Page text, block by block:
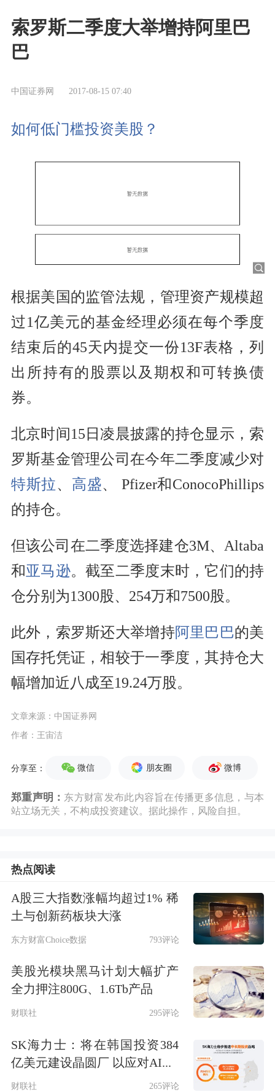
索罗斯二季度大举增持阿里巴
巴
中国证券网 2017-08-15 07:40
如何低门槛投资美股？
根据美国的监管法规，管理资产规模超
过1亿美元的基金经理必须在每个季度
结束后的45天内提交一份13F表格，列
出所持有的股票以及期权和可转换债
券。
北京时间15日凌晨披露的持仓显示，索
罗斯基金管理公司在今年二季度减少对
特斯拉、 高盛、 Pfizer和ConocoPhillips
的持仓。
但该公司在二季度选择建仓3M、Altaba
和亚马逊。截至二季度末时，它们的持
仓分别为1300股、254万和7500股。
此外，索罗斯还大举增持阿里巴巴的美
国存托凭证，相较于一季度，其持仓大
幅增加近八成至19.24万股。
文章来源：中国证券网
作者：王宙洁
分享至： 微信 朋友圈 微博
郑重声明： 东方财富发布此内容旨在传播更多信息，与本
站立场无关，不构成投资建议。据此操作，风险自担。
热点阅读
A股三大指数涨幅均超过1% 稀
土与创新药板块大涨
东方财富Choice数据 793评论
美股光模块黑马计划大幅扩产
全力押注800G、1.6Tb产品
财联社 295评论
SK海力士：将在韩国投资384
亿美元建设晶圆厂 以应对AI...
财联社 265评论